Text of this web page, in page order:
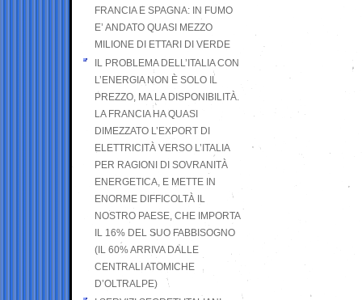
FRANCIA E SPAGNA: IN FUMO
E’ ANDATO QUASI MEZZO
MILIONE DI ETTARI DI VERDE
IL PROBLEMA DELL’ITALIA CON
L’ENERGIA NON È SOLO IL
PREZZO, MA LA DISPONIBILITÀ.
LA FRANCIA HA QUASI
DIMEZZATO L’EXPORT DI
ELETTRICITÀ VERSO L’ITALIA
PER RAGIONI DI SOVRANITÀ
ENERGETICA, E METTE IN
ENORME DIFFICOLTÀ IL
NOSTRO PAESE, CHE IMPORTA
IL 16% DEL SUO FABBISOGNO
(IL 60% ARRIVA DALLE
CENTRALI ATOMICHE
D’OLTRALPE)